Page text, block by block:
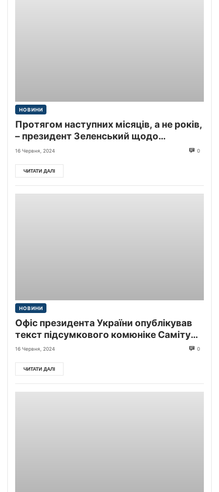
НОВИНИ
Протягом наступних місяців, а не років,
– президент Зеленський щодо
проведення наступного Саміту миру.
16 Червня, 2024 0
ЧИТАТИ ДАЛІ
НОВИНИ
Офіс президента України опублікував
текст підсумкового комюніке Саміту
миру в Швецйцарії.
16 Червня, 2024 0
ЧИТАТИ ДАЛІ